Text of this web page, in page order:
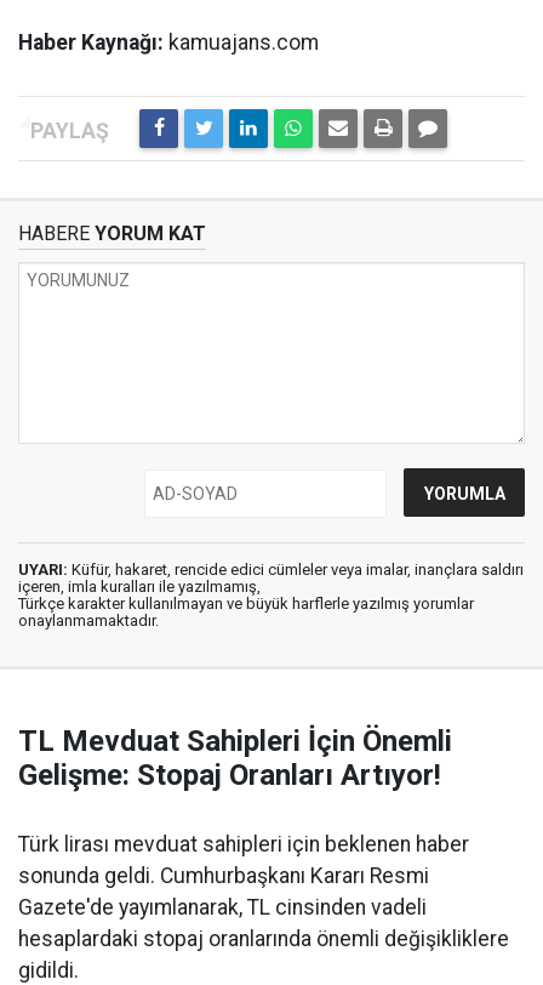
Haber Kaynağı: kamuajans.com
HABERE YORUM KAT
UYARI: Küfür, hakaret, rencide edici cümleler veya imalar, inançlara saldırı
içeren, imla kuralları ile yazılmamış,
Türkçe karakter kullanılmayan ve büyük harflerle yazılmış yorumlar
onaylanmamaktadır.
TL Mevduat Sahipleri İçin Önemli
Gelişme: Stopaj Oranları Artıyor!
Türk lirası mevduat sahipleri için beklenen haber
sonunda geldi. Cumhurbaşkanı Kararı Resmi
Gazete'de yayımlanarak, TL cinsinden vadeli
hesaplardaki stopaj oranlarında önemli değişikliklere
gidildi.